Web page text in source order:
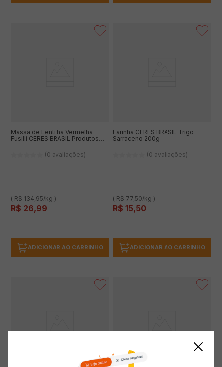
Massa de Lentilha Vermelha
Fusilli CERES BRASIL Produtos
(0 avaliações)
( R$ 134,95/kg )
R$ 26,99
ADICIONAR AO CARRINHO
Farinha CERES BRASIL Trigo
Sarraceno 200g
(0 avaliações)
( R$ 77,50/kg )
R$ 15,50
ADICIONAR AO CARRINHO